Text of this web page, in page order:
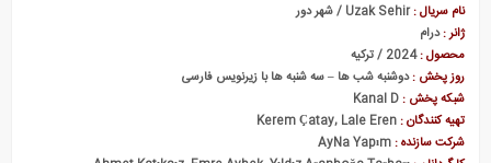
نام سریال :Uzak Sehir / شهر دور
ژانر :درام
محصول :2024 / ترکیه
روز پخش :دوشنبه شب ها – سه شنبه ها با زیرنویس فارسی
شبکه پخش :Kanal D
تهیه کنندگان :Kerem Çatay, Lale Eren
شرکت سازنده :AyNa Yapım